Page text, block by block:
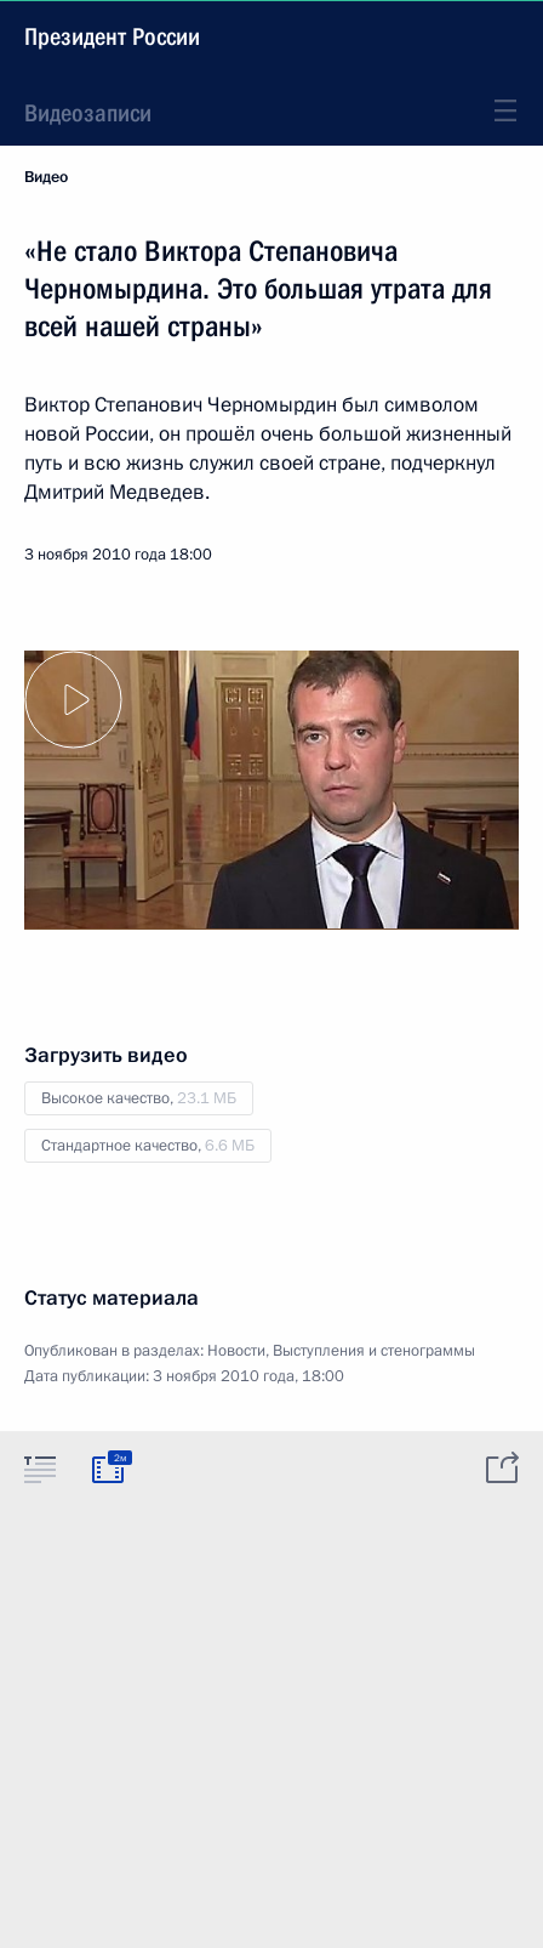
Президент России
Видеозаписи
Видео
«Не стало Виктора Степановича
Черномырдина. Это большая утрата для
всей нашей страны»
Виктор Степанович Черномырдин был символом
новой России, он прошёл очень большой жизненный
путь и всю жизнь служил своей стране, подчеркнул
Дмитрий Медведев.
3 ноября 2010 года 18:00
Загрузить видео
Высокое качество, 23.1 МБ
Стандартное качество,6.6 МБ
Статус материала
Опубликован в разделах: Новости, Выступления и стенограммы
Дата публикации:3 ноября 2010 года, 18:00
2м